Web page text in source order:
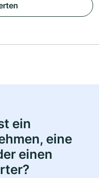
ein
eine
einen